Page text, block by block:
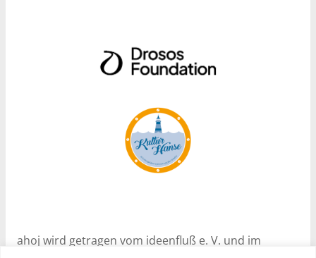
ahoj wird getragen vom ideenfluß e. V. und im